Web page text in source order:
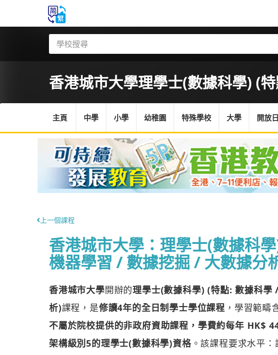
香港城市大學理學士(數據科學) (
主頁 中學 小學 幼稚園 特殊學校 大學 開放日
上一個課程
香港城市大學：理學士(數據科
機器學習 / 數據挖掘 / 大數據分
香港城市大學開辦的理學士(數據科學) (特點: 數據科
析)課程，是修讀4年的全日制學士學位課程 ，學習範疇
不屬於院校提供的非政府資助課程，學費約每年 HK$
架構級別5的理學士(數據科學)資格。該課程要求水平：